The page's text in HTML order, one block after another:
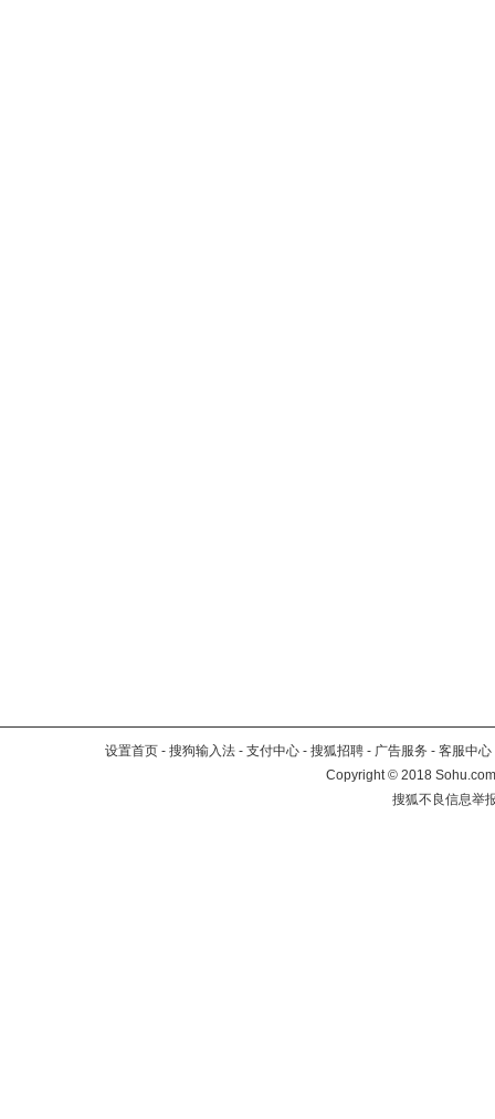
设置首页 - 搜狗输入法 - 支付中心 - 搜狐招聘 - 广告服务 - 客服中心
Copyright©2018
搜狐不良信息举